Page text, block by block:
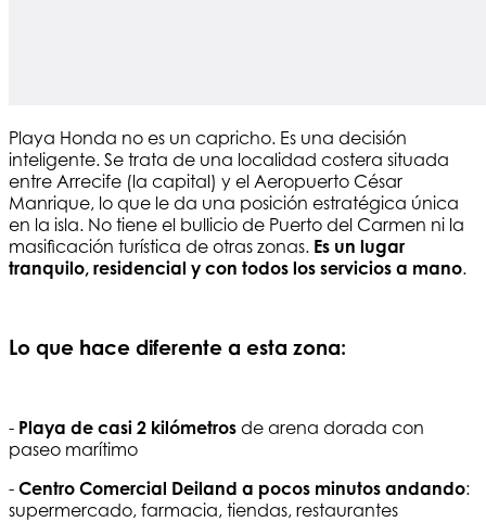
Playa Honda no es un capricho. Es una decisión
inteligente. Se trata de una localidad costera situada
entre Arrecife (la capital) y el Aeropuerto César
Manrique, lo que le da una posición estratégica única
en la isla. No tiene el bullicio de Puerto del Carmen ni la
masificación turística de otras zonas. Es un lugar
tranquilo, residencial y con todos los servicios a mano.
Lo que hace diferente a esta zona:
- Playa de casi 2 kilómetros de arena dorada con
paseo marítimo
- Centro Comercial Deiland a pocos minutos andando:
supermercado, farmacia, tiendas, restaurantes